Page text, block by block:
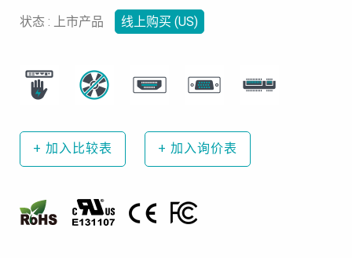
状态 : 上市产品 线上购买 (US)
+ 加入比较表 + 加入询价表